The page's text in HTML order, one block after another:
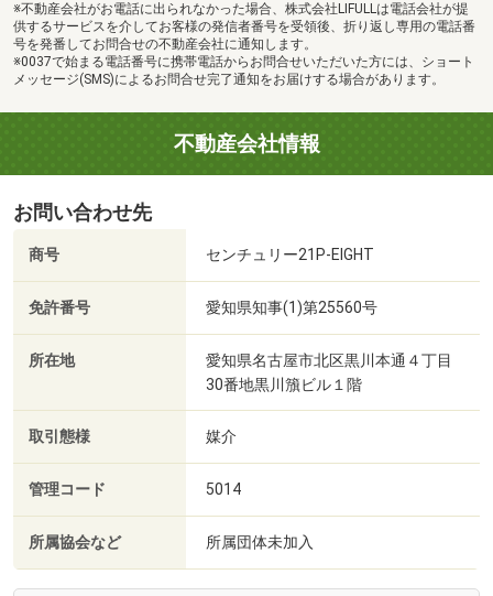
※不動産会社がお電話に出られなかった場合、株式会社LIFULLは電話会社が提
供するサービスを介してお客様の発信者番号を受領後、折り返し専用の電話番
号を発番してお問合せの不動産会社に通知します。
※0037で始まる電話番号に携帯電話からお問合せいただいた方には、ショート
メッセージ(SMS)によるお問合せ完了通知をお届けする場合があります。
不動産会社情報
お問い合わせ先
商号 センチュリー21P-EIGHT
免許番号 愛知県知事(1)第25560号
所在地
愛知県名古屋市北区黒川本通４丁目
30番地黒川籏ビル１階
取引態様 媒介
管理コード 5014
所属協会など 所属団体未加入